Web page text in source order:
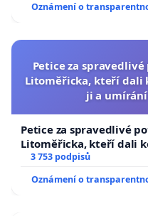
Oznámení o
Petice za
Litoměřicka, kteří dali
ji a
Petice za spravedlivé
Litoměřicka, kteří dali
a umírání zvířete
3 753 podpisů
Oznámení o